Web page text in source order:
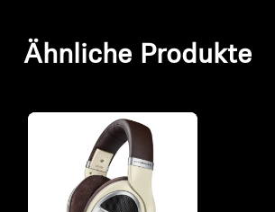
Ähnliche Produkte